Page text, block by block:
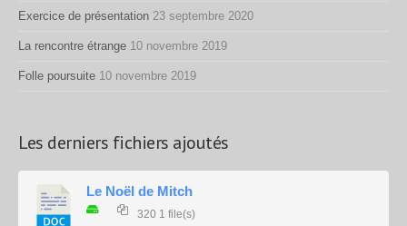
Exercice de présentation 23 septembre 2020
La rencontre étrange 10 novembre 2019
Folle poursuite 10 novembre 2019
Les derniers fichiers ajoutés
Le Noël de Mitch
320 1 file(s)